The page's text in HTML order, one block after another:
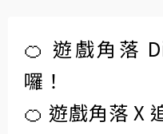
🍊 遊戲角落
囉！
🍊 遊戲角落 X